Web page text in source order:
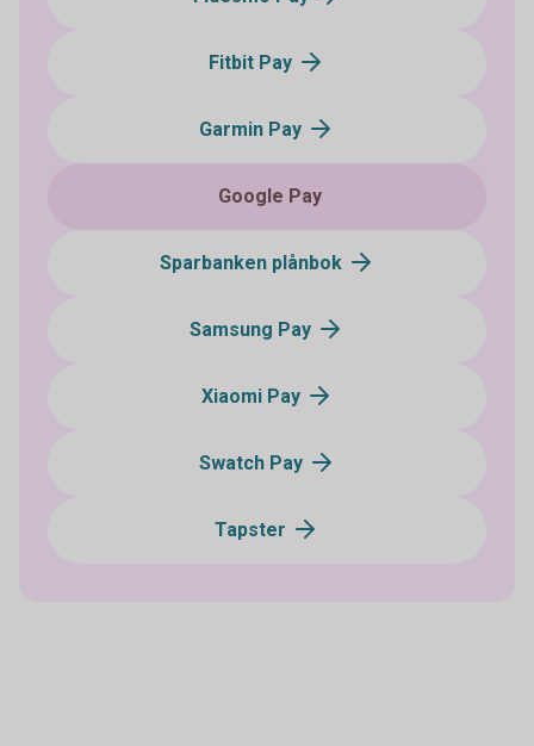
Fitbit Pay
Garmin Pay
Google Pay
Sparbanken plånbok
Samsung Pay
Xiaomi Pay
Swatch Pay
Tapster